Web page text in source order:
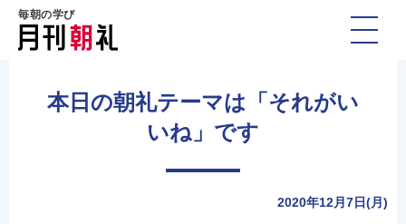
毎朝の学び
本日の朝礼テーマは「それがい
いね」です
2020年12月7日(月)